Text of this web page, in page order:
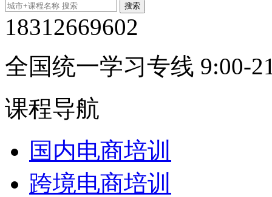
18312669602
全国统一学习专线 9:00-
课程导航
国内电商培训
跨境电商培训